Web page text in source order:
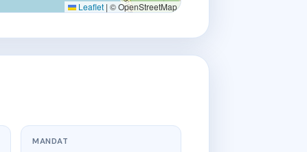
Leaflet | © OpenStreetMap
MANDAT